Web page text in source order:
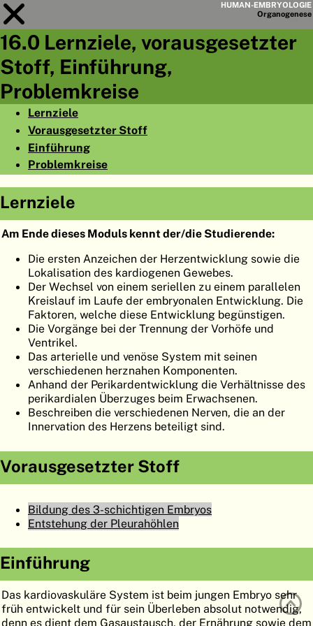
HUMAN-EMBRYOLOGIE
Organogenese
Modul
HOME
EMBRYO
ORGANOGENESE
ATLASEMBRYOLOGY
SUCHEN
HILFE
16.0 Lernziele, vorausgesetzter
Stoff, Einführung,
Problemkreise
Lernziele
Vorausgesetzter Stoff
Einführung
Problemkreise
Lernziele
Am Ende dieses Moduls kennt der/die Studierende:
Die ersten Anzeichen der Herzentwicklung sowie die
Lokalisation des kardiogenen Gewebes.
Der Wechsel von einem seriellen zu einem parallelen
Kreislauf im Laufe der embryonalen Entwicklung. Die
Faktoren, welche diese Entwicklung begünstigen.
Die Vorgänge bei der Trennung der Vorhöfe und
Ventrikel.
Das arterielle und venöse System mit seinen
verschiedenen herznahen Komponenten.
Anhand der Perikardentwicklung die Verhältnisse des
perikardialen Überzuges beim Erwachsenen.
Beschreiben die verschiedenen Nerven, die an der
Innervation des Herzens beteiligt sind.
Vorausgesetzter Stoff
Bildung des 3-schichtigen Embryos
Entstehung der Pleurahöhlen
Einführung
Das kardiovaskuläre System ist beim jungen Embryo sehr
früh entwickelt und für sein Überleben absolut notwendig,
denn es dient dem Gasaustausch, der Ernährung sowie dem